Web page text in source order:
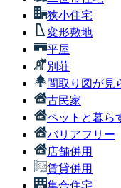
狭小住宅
変形敷地
平屋
別荘
間取り図が見
古民家
ペットと暮ら
バリアフリー
店舗併用
賃貸併用
集合住宅